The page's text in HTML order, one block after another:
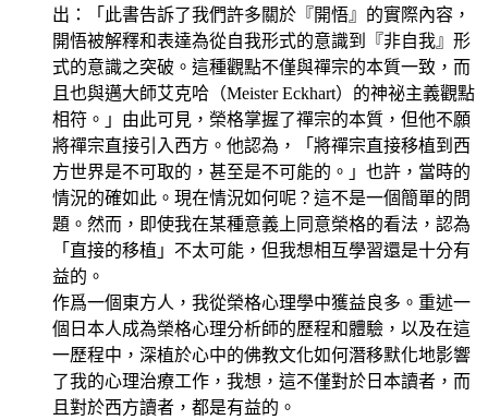
出：「此書告訴了我們許多關於『開悟』的實際內容，
開悟被解釋和表達為從自我形式的意識到『非自我』形
式的意識之突破。這種觀點不僅與禪宗的本質一致，而
且也與邁大師艾克哈（Meister Eckhart）的神祕主義觀點
相符。」由此可見，榮格掌握了禪宗的本質，但他不願
將禪宗直接引入西方。他認為，「將禪宗直接移植到西
方世界是不可取的，甚至是不可能的。」也許，當時的
情況的確如此。現在情況如何呢？這不是一個簡單的問
題。然而，即使我在某種意義上同意榮格的看法，認為
「直接的移植」不太可能，但我想相互學習還是十分有
益的。
作爲一個東方人，我從榮格心理學中獲益良多。重述一
個日本人成為榮格心理分析師的歷程和體驗，以及在這
一歷程中，深植於心中的佛教文化如何潛移默化地影響
了我的心理治療工作，我想，這不僅對於日本讀者，而
且對於西方讀者，都是有益的。